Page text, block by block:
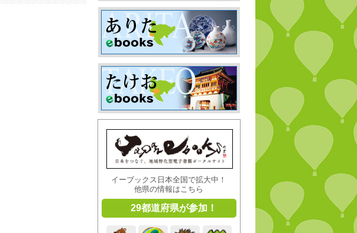
イーブックス日本全国で拡大中！
他県の情報はこちら
29都道府県が参加！